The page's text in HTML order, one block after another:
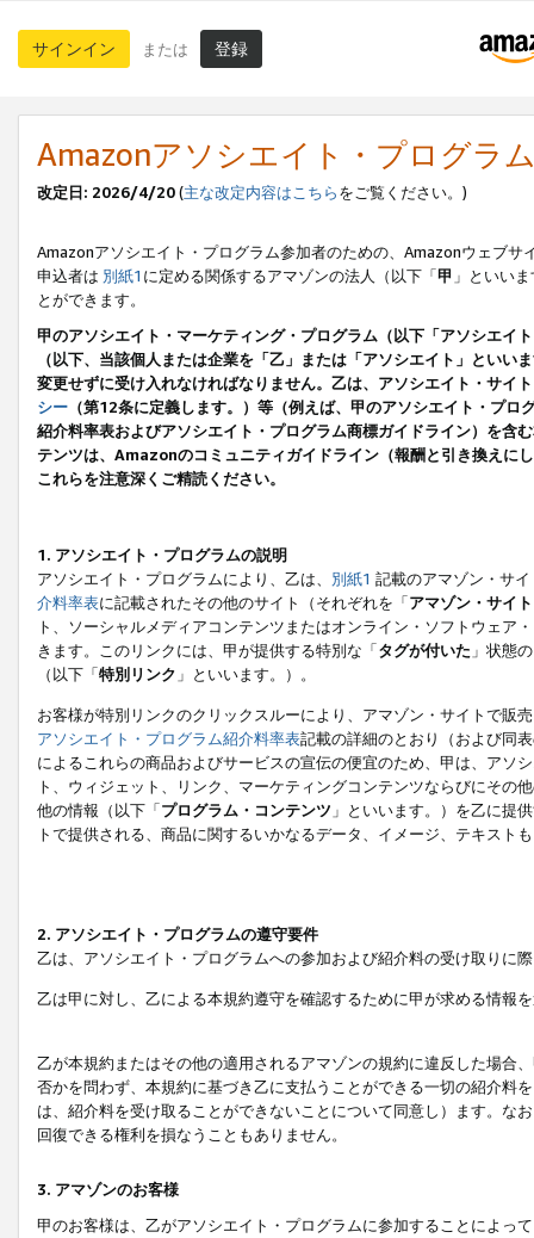
サインイン または 登録
Amazonアソシエイト・プログラ
改定日: 2026/4/20(主な改定内容はこちらをご覧ください。)
Amazonアソシエイト・プログラム参加者のための、Amazonウェブサ
申込者は 別紙1 に定める関係するアマゾンの法人（以下「甲 」といい
とができます。
甲のアソシエイト・マーケティング・プログラム（以下「アソシエイ
（以下、当該個人または企業を「乙」または「アソシエイト」とい
変更せずに受け入れなければなりません。乙は、アソシエイト・サイ
シー （第12条に定義します。）等（例えば、甲のアソシエイト・プ
紹介料率表およびアソシエイト・プログラム商標ガイドライン）を
テンツは、Amazonのコミュニティガイドライン（報酬と引き換えに
これらを注意深くご精読ください。
1. アソシエイト・プログラムの説明
アソシエイト・プログラムにより、乙は、 別紙1 記載のアマゾン・サ
介料率表に記載されたその他のサイト（それぞれを「アマゾン・サイト
ト、ソーシャルメディアコンテンツまたはオンライン・ソフトウェア
きます。このリンクには、甲が提供する特別な「タグが付いた 」状態
（以下「特別リンク 」といいます。）。
お客様が特別リンクのクリックスルーにより、アマゾン・サイトで販
アソシエイト・プログラム紹介料率表記載の詳細のとおり（および同
によるこれらの商品およびサービスの宣伝の便宜のため、甲は、アソ
ト、ウィジェット、リンク、マーケティングコンテンツならびにその
他の情報（以下「プログラム・コンテンツ 」といいます。）を乙に提
トで提供される、商品に関するいかなるデータ、イメージ、テキス
2. アソシエイト・プログラムの遵守要件
乙は、アソシエイト・プログラムへの参加および紹介料の受け取りに
乙は甲に対し、乙による本規約遵守を確認するために甲が求める情報
乙が本規約またはその他の適用されるアマゾンの規約に違反した場合
否かを問わず、本規約に基づき乙に支払うことができる一切の紹介料
は、紹介料を受け取ることができないことについて同意し）ます。な
回復できる権利を損なうこともありません。
3. アマゾンのお客様
甲のお客様は、乙がアソシエイト・プログラムに参加することによっ